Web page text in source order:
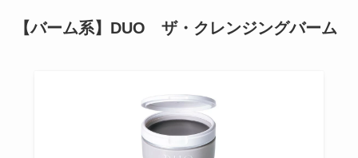
【バーム系】DUO ザ・クレンジングバーム